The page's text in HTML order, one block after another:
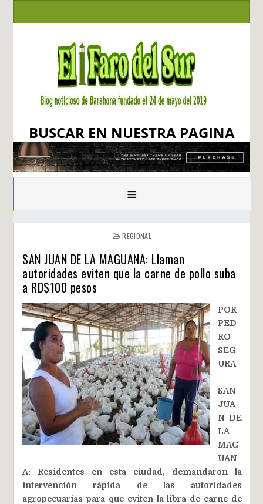
BUSCAR EN NUESTRA PAGINA
≡
REGIONAL
SAN JUAN DE LA MAGUANA: Llaman
autoridades eviten que la carne de pollo suba
a RD$100 pesos
POR
PED
RO
SEG
URA
SAN
JUA
N DE
LA
MAG
UAN
A: Residentes en esta ciudad, demandaron la
intervención rápida de las autoridades
agropecuarias para que eviten la libra de carne de